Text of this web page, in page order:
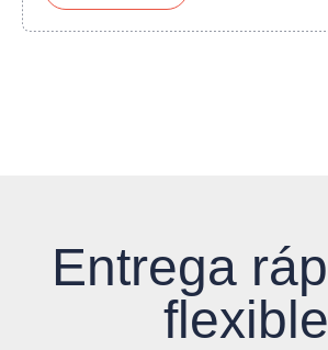
Entrega
flexible